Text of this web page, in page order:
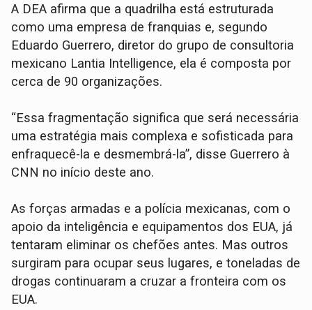
A DEA afirma que a quadrilha está estruturada
como uma empresa de franquias e, segundo
Eduardo Guerrero, diretor do grupo de consultoria
mexicano Lantia Intelligence, ela é composta por
cerca de 90 organizações.
“Essa fragmentação significa que será necessária
uma estratégia mais complexa e sofisticada para
enfraquecê-la e desmembrá-la”, disse Guerrero à
CNN no início deste ano.
As forças armadas e a polícia mexicanas, com o
apoio da inteligência e equipamentos dos EUA, já
tentaram eliminar os chefões antes. Mas outros
surgiram para ocupar seus lugares, e toneladas de
drogas continuaram a cruzar a fronteira com os
EUA.